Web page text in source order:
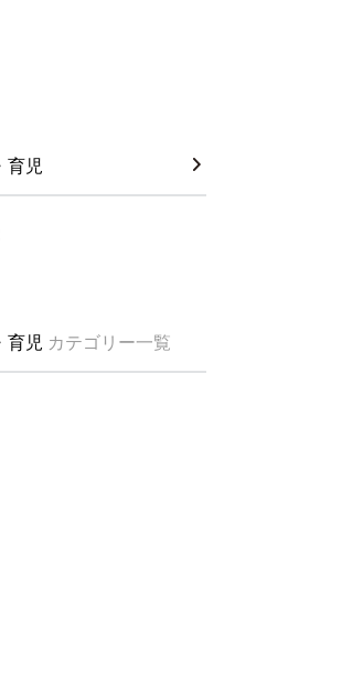
育児
育児 カテゴリー一覧